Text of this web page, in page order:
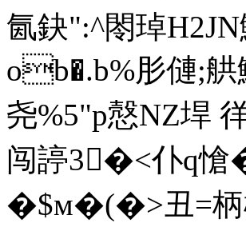
氤鈌":^閝琸
ob�.b%肜僆;
尧%5"p慤NZ垾
闯諪3�<仆q愴
�$м�(�>丑=柄